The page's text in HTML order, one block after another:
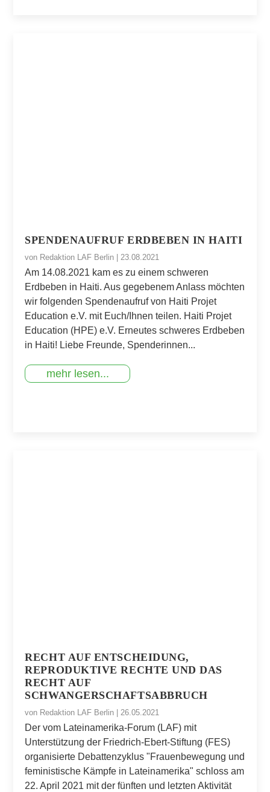
SPENDENAUFRUF ERDBEBEN IN HAITI
von Redaktion LAF Berlin 23.08.2021
Am 14.08.2021 kam es zu einem schweren
Erdbeben in Haiti. Aus gegebenem Anlass möchten
wir folgenden Spendenaufruf von Haiti Projet
Education e.V. mit Euch/Ihnen teilen. Haiti Projet
Education (HPE) e.V. Erneutes schweres Erdbeben
in Haiti! Liebe Freunde, Spenderinnen...
mehr lesen...
RECHT AUF ENTSCHEIDUNG,
REPRODUKTIVE RECHTE UND DAS
RECHT AUF
SCHWANGERSCHAFTSABBRUCH
von Redaktion LAF Berlin | 26.05.2021
Der vom Lateinamerika-Forum (LAF) mit
Unterstützung der Friedrich-Ebert-Stiftung (FES)
organisierte Debattenzyklus "Frauenbewegung und
feministische Kämpfe in Lateinamerika" schloss am
22. April 2021 mit der fünften und letzten Aktivität